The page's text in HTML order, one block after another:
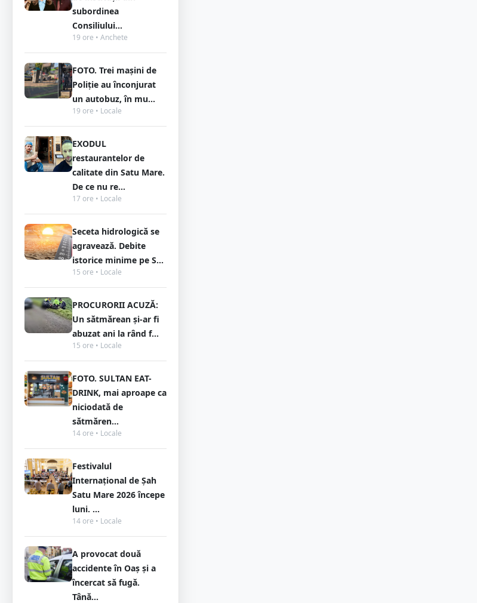
subordinea
Consiliului...
19 ore • Anchete
FOTO. Trei mașini de
Poliție au înconjurat
un autobuz, în mu...
19 ore • Locale
EXODUL
restaurantelor de
calitate din Satu Mare.
De ce nu re...
17 ore • Locale
Seceta hidrologică se
agravează. Debite
istorice minime pe S...
15 ore • Locale
PROCURORII ACUZĂ:
Un sătmărean și-ar fi
abuzat ani la rând f...
15 ore • Locale
FOTO. SULTAN EAT-
DRINK, mai aproape ca
niciodată de
sătmăren...
14 ore • Locale
Festivalul
Internațional de Șah
Satu Mare 2026 începe
luni. ...
14 ore • Locale
A provocat două
accidente în Oaș și a
încercat să fugă.
Tână...